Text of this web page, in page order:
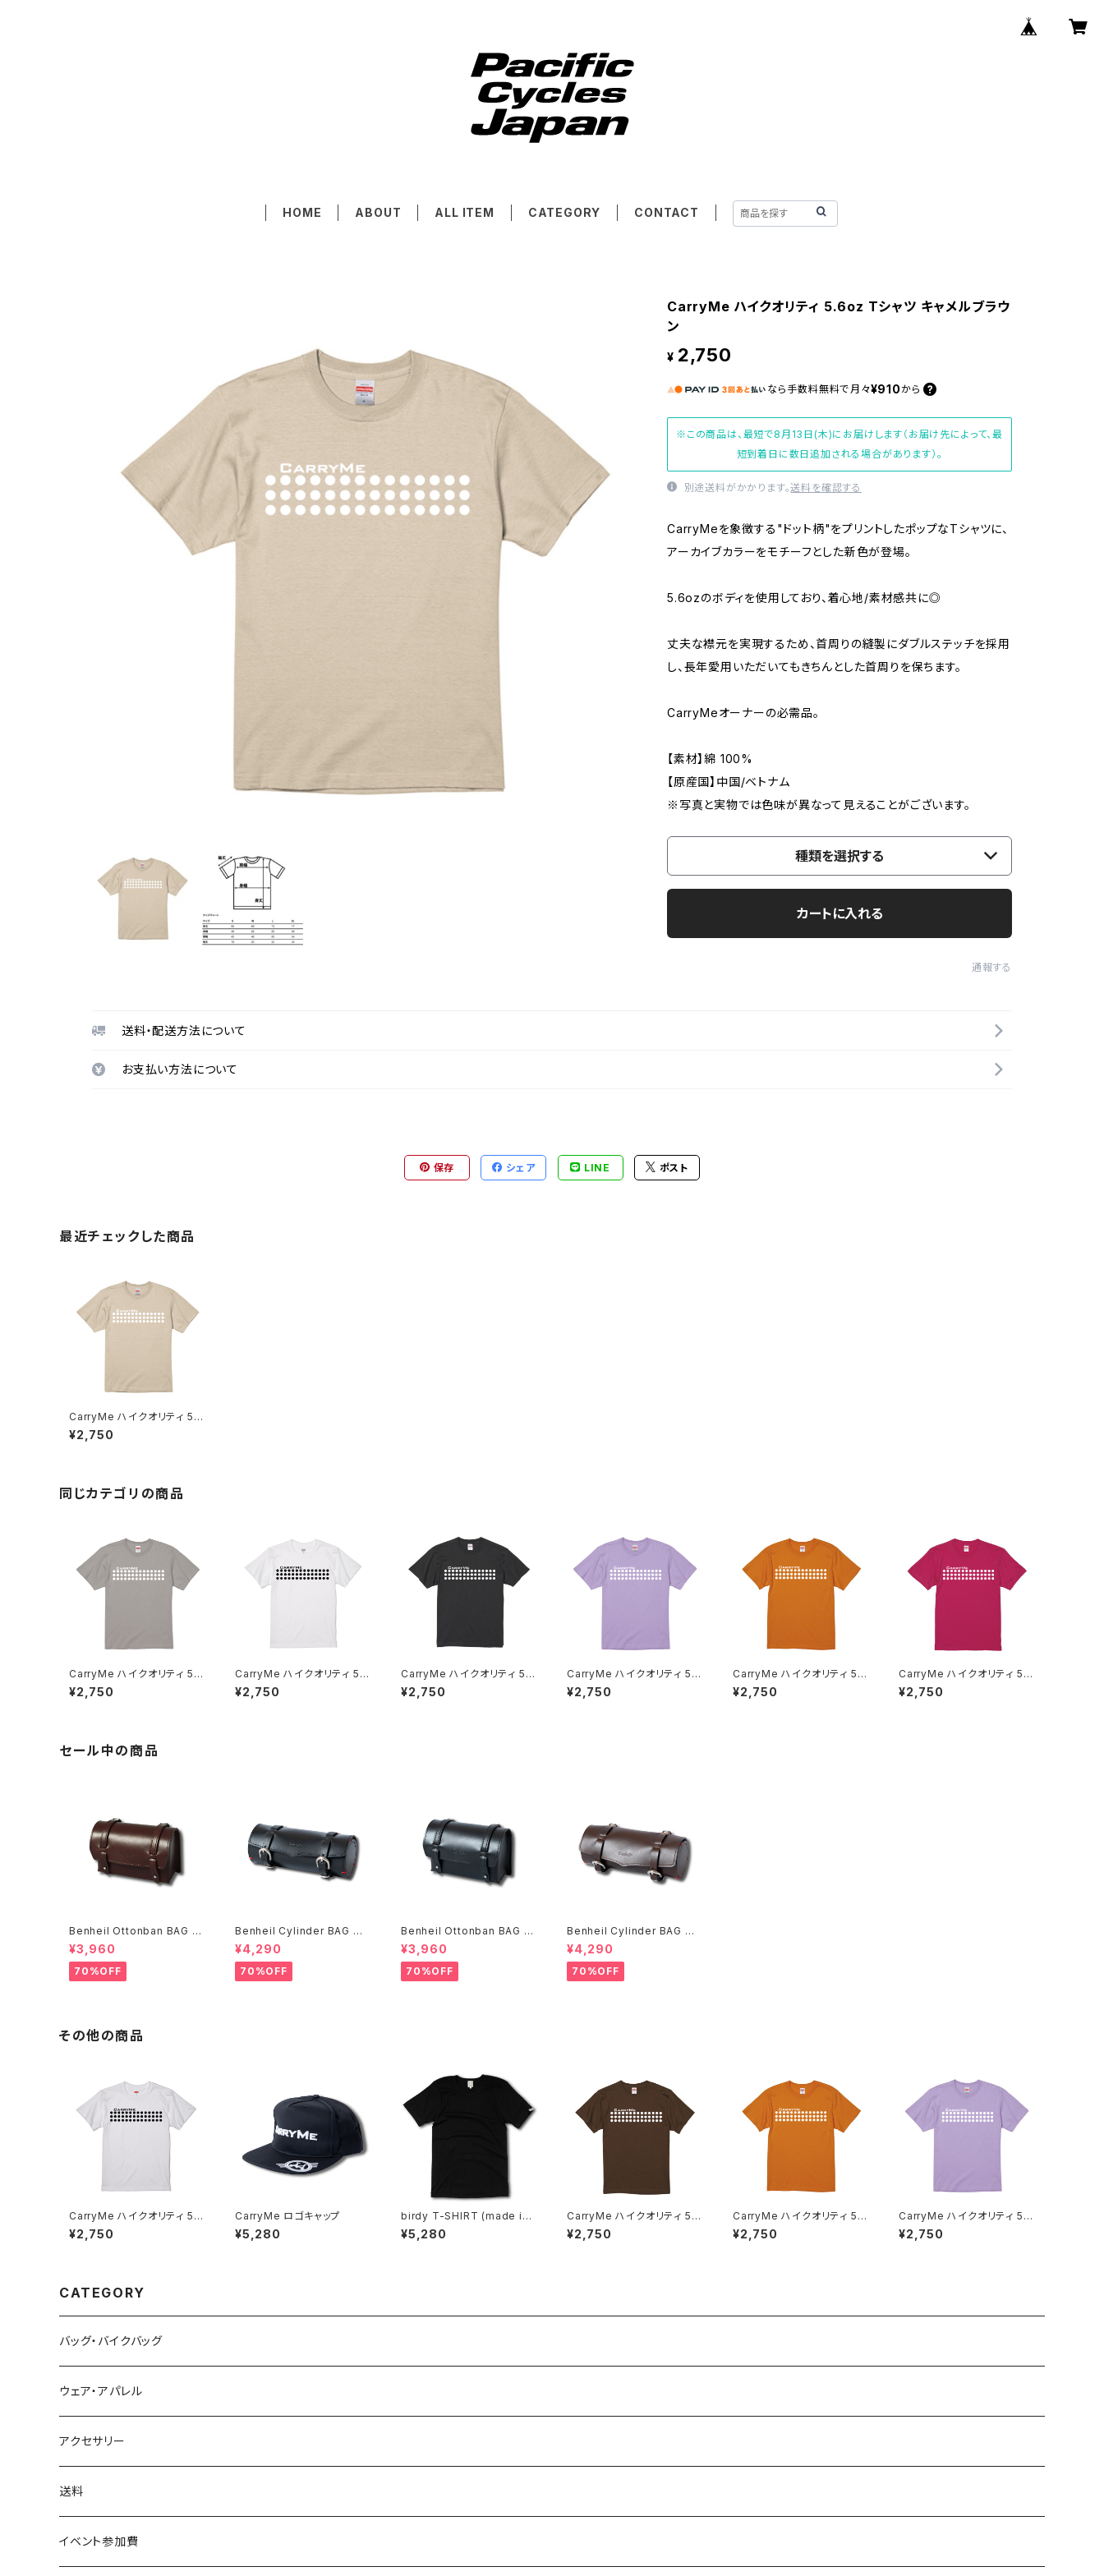
HOME ABOUT ALL ITEM CATEGORY CONTACT
CarryMe ハイクオリティ 5.6oz Tシャツ キャメルブラウ
ン
¥ 2,750
なら 手数料無料で 月々¥910 から
※この商品は、最短で8月13日(木)にお届けします（お届け先によって、最
短到着日に数日追加される場合があります）。
別途送料がかかります。送料を確認する
CarryMeを象徴する"ドット柄"をプリントしたポップなTシャツに、
アーカイブカラーをモチーフとした新色が登場。
5.6ozのボディを使用しており、着心地/素材感共に◎
丈夫な襟元を実現するため、首周りの縫製にダブルステッチを採用
し、長年愛用いただいてもきちんとした首周りを保ちます。
CarryMeオーナーの必需品。
【素材】綿 100%
【原産国】中国/ベトナム
※写真と実物では色味が異なって見えることがございます。
種類を選択する
カートに入れる
通報する
送料・配送方法について
お支払い方法について
保存 シェア LINE ポスト
最近チェックした商品
CarryMe ハイクオリティ 5.6
oz Tシャツ キャメルブラウン
¥2,750
同じカテゴリの商品
CarryMe ハイクオリティ 5.6
oz Tシャツ マットルナグレー
¥2,750
CarryMe ハイクオリティ 5.6
oz Tシャツ ホワイト
¥2,750
CarryMe ハイクオリティ 5.6
oz Tシャツ グラファイト
¥2,750
CarryMe ハイクオリティ 5.6
oz Tシャツ スミレ
¥2,750
CarryMe ハイクオリティ 5.6
oz Tシャツ オレンジ
¥2,750
CarryMe ハイクオリティ 5.6
oz Tシャツ ルージュピンク
¥2,750
セール中の商品
Benheil Ottonban BAG ブ
ラウン
¥3,960
70%OFF
Benheil Cylinder BAG ブ
ラック
¥4,290
70%OFF
Benheil Ottonban BAG ブ
ラック
¥3,960
70%OFF
Benheil Cylinder BAG ブ
ラウン
¥4,290
70%OFF
その他の商品
CarryMe ハイクオリティ 5.6
oz Tシャツ バニラホワイト
¥2,750
CarryMe ロゴキャップ
¥5,280
birdy T-SHIRT (made in
Japan)
¥5,280
CarryMe ハイクオリティ 5.6
oz Tシャツ チョコレート
¥2,750
CarryMe ハイクオリティ 5.6
oz Tシャツ オレンジ
¥2,750
CarryMe ハイクオリティ 5.6
oz Tシャツ スミレ
¥2,750
CATEGORY
バッグ・バイクバッグ
ウェア・アパレル
アクセサリー
送料
イベント参加費